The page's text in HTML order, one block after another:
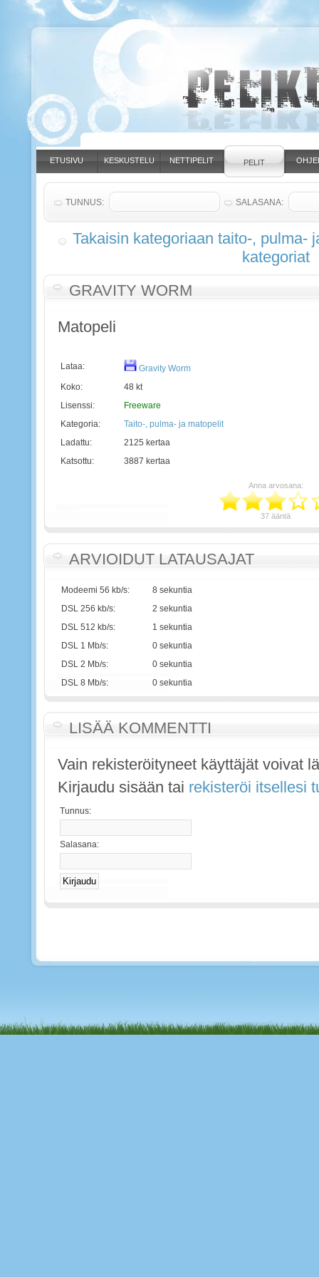
ETUSIVU KESKUSTELU NETTIPELIT PELIT
Takaisin kategoriaan taito-, pulma-
kategoriat
GRAVITY WORM
Matopeli
Lataa:
Gravity Worm
Koko:
48 kt
Lisenssi:
Freeware
Kategoria:
Taito-, pulma- ja matopelit
Ladattu:
2125 kertaa
Katsottu:
3887 kertaa
Anna arvosana:
37 ääntä
ARVIOIDUT LATAUSAJAT
Modeemi 56 kb/s:
8 sekuntia
DSL 256 kb/s:
2 sekuntia
DSL 512 kb/s:
1 sekuntia
DSL 1 Mb/s:
0 sekuntia
DSL 2 Mb/s:
0 sekuntia
DSL 8 Mb/s:
0 sekuntia
LISÄÄ KOMMENTTI
Vain rekisteröityneet käyttäjät voivat
Kirjaudu sisään tai rekisteröi itsellesi
Tunnus:
Salasana:
TUNNUS: SALASANA: